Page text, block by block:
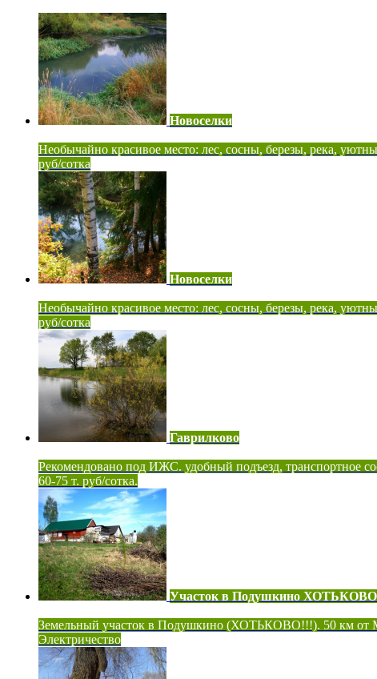
Новоселки
Необычайно красивое место: лес, сосны, березы, река,
руб/сотка
Новоселки
Необычайно красивое место: лес, сосны, березы, река,
руб/сотка
Гаврилково
Рекомендовано под ИЖС. удобный подъезд, транспортное
60-75 т. руб/сотка.
Участок в Подушкино ХОТЬКОВО
Земельный участок в Подушкино (ХОТЬКОВО!!!). 50 км
Электричество